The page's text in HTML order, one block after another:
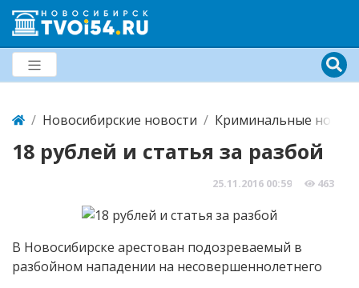
Новосибирские новости Криминальные
18 рублей и статья за разбой
25.11.2016 00:59 463
В Новосибирске арестован подозреваемый в
разбойном нападении на несовершеннолетнего